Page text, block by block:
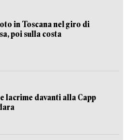
in Toscana nel giro di
poi sulla costa
lacrime davanti alla Capp